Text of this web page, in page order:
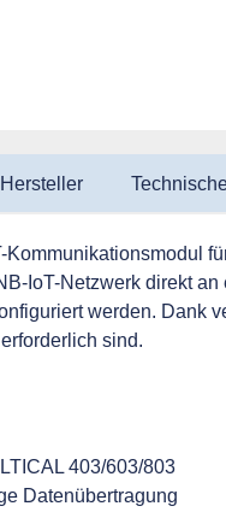
Hersteller
IoT-Netzwerk direkt
werden. Dank
sind.
403/603/803
Datenübertragung